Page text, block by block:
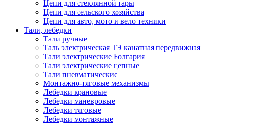
Цепи для стеклянной тары
Цепи для сельского хозяйства
Цепи для авто, мото и вело техники
Тали, лебедки
Тали ручные
Таль электрическая ТЭ канатная передвижная
Тали электрические Болгария
Тали электрические цепные
Тали пневматические
Монтажно-тяговые механизмы
Лебедки крановые
Лебедки маневровые
Лебедки тяговые
Лебедки монтажные